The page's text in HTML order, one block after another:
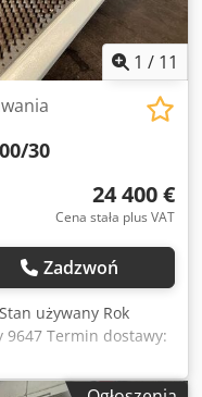
1 / 11
30
24 400 €
Cena stała plus VAT
Zadzwoń
używany Rok
Termin dostawy:
pochodzenia:
1 szt. Siła